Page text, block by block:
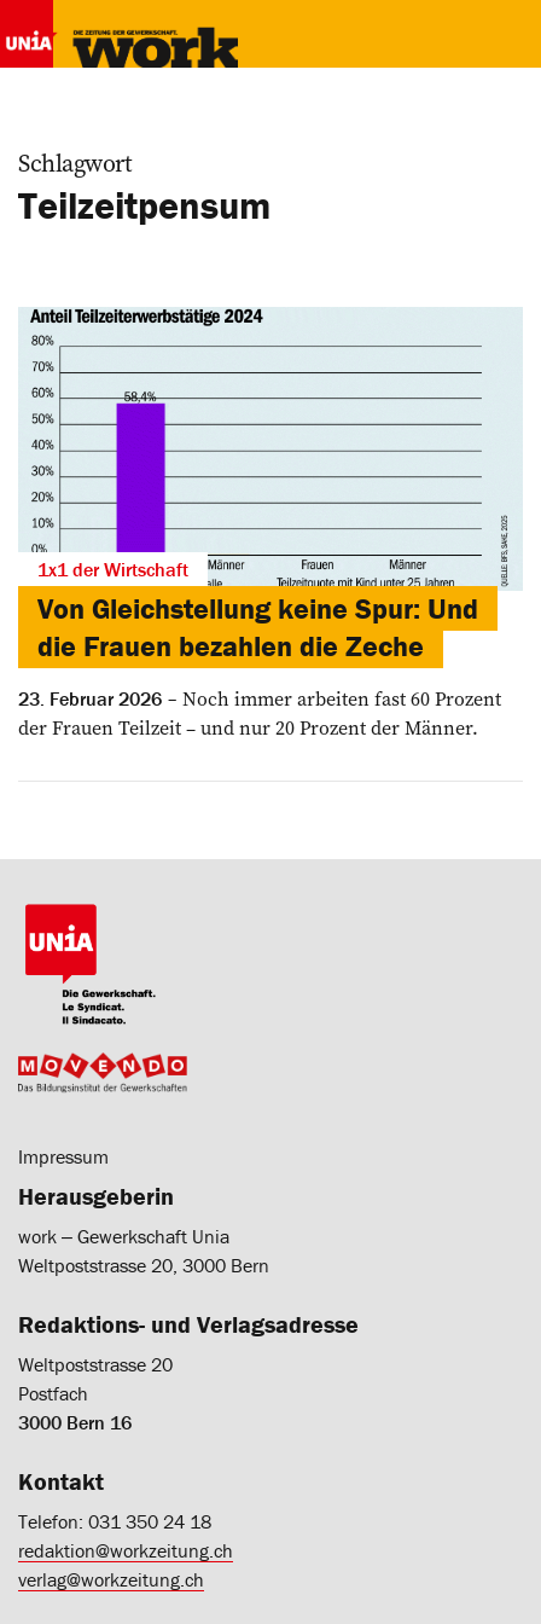
Schlagwort
Teilzeitpensum
1x1 der Wirtschaft
Von Gleichstellung keine Spur: Und
die Frauen ­bezahlen die ­Zeche
23. Februar 2026
Noch immer arbeiten fast 60 Prozent
der Frauen Teilzeit – und nur 20 Prozent der Männer.
Impressum
Herausgeberin
work ‒ Gewerkschaft Unia
Weltpoststrasse 20, 3000 Bern
Redaktions- und Verlagsadresse
Weltpoststrasse 20
Postfach
3000 Bern 16
Kontakt
Telefon: 031 350 24 18
redaktion@workzeitung.ch
verlag@workzeitung.ch